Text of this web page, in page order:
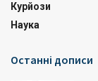
Курйози
Наука
Останні дописи